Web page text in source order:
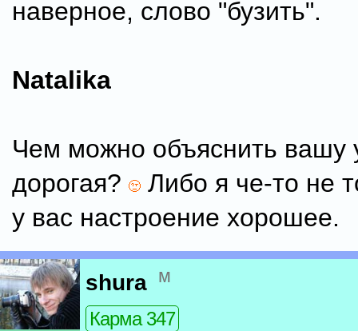
наверное, слово "бузить".
Natalika
Чем можно объяснить вашу
дорогая?
Либо я че-то не
у вас настроение хорошее.
shura м
Карма 347